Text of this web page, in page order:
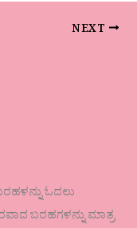
NEXT
ಓದಲು
ಬರಹಗಳನ್ನು ಮಾತ್ರ